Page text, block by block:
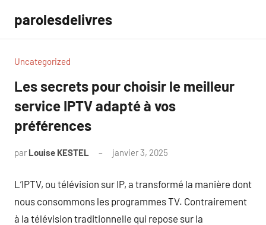
contenu
parolesdelivres
Uncategorized
Les secrets pour choisir le meilleur
service IPTV adapté à vos
préférences
par Louise KESTEL janvier 3, 2025
L’IPTV, ou télévision sur IP, a transformé la manière dont
nous consommons les programmes TV. Contrairement
à la télévision traditionnelle qui repose sur la